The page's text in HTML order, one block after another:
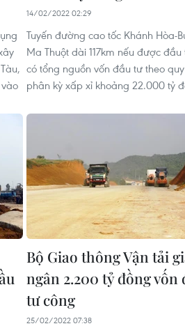
14/02/2022 02:29
Tuyến đường cao tốc Khánh Hòa-
Ma Thuột dài 117km nếu được đầu
có tổng nguồn vốn đầu tư theo
phân kỳ xấp xỉ khoảng 22.000 tỷ
Bộ Giao thông Vận tải
ngân 2.200 tỷ đồng vốn
tư công
25/02/2022 07:38